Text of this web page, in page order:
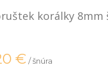
korálky 8mm
€ / šnúra